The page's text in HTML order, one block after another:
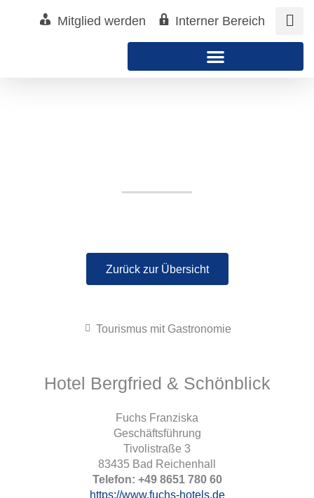
Mitglied werden Interner Bereich
Zurück zur Übersicht
Tourismus mit Gastronomie
Hotel Bergfried & Schönblick
Fuchs Franziska
Geschäftsführung
Tivolistraße 3
83435 Bad Reichenhall
Telefon: +49 8651 780 60
https://www.fuchs-hotels.de